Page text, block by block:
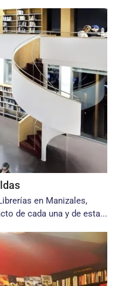
en Manizales,
de cada una y de esta...